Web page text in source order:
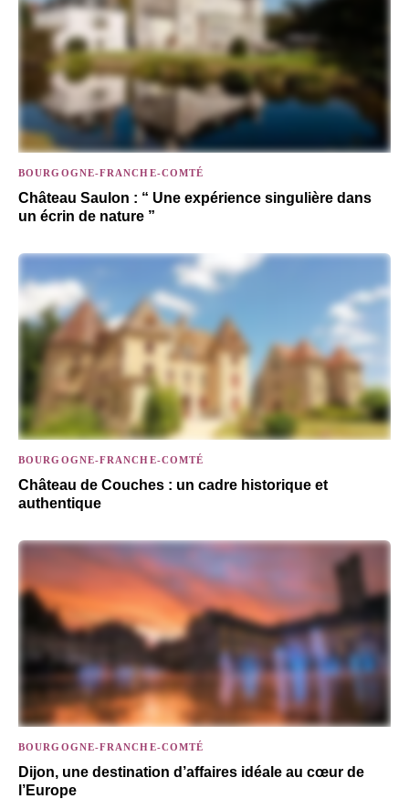
BOURGOGNE-FRANCHE-COMTÉ
Château Saulon : “ Une expérience singulière dans
un écrin de nature ”
BOURGOGNE-FRANCHE-COMTÉ
Château de Couches : un cadre historique et
authentique
BOURGOGNE-FRANCHE-COMTÉ
Dijon, une destination d’affaires idéale au cœur de
l’Europe